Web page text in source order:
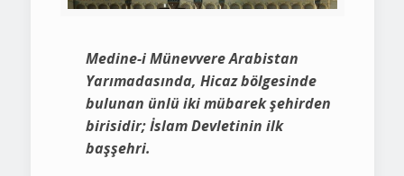
Medine-i Münevvere Arabistan
Yarımadasında, Hicaz bölgesinde
bulunan ünlü iki mübarek şehirden
birisidir; İslam Devletinin ilk
başşehri.